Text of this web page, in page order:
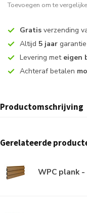
Toevoegen om te
Gratis verzending
Altijd 5 jaar garantie
Levering met eigen
Achteraf betalen
Productomschrijving
Gerelateerde
WPC plank